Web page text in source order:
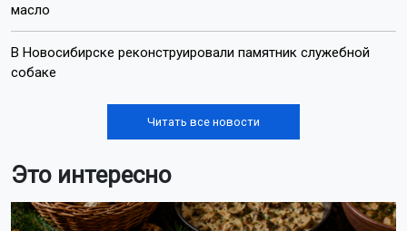
масло
В Новосибирске реконструировали памятник служебной
собаке
Читать все новости
Это интересно